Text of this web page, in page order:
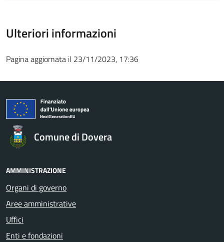
Ulteriori informazioni
Pagina aggiornata il 23/11/2023, 17:36
Comune di Dovera
AMMINISTRAZIONE
Organi di governo
Aree amministrative
Uffici
Enti e fondazioni